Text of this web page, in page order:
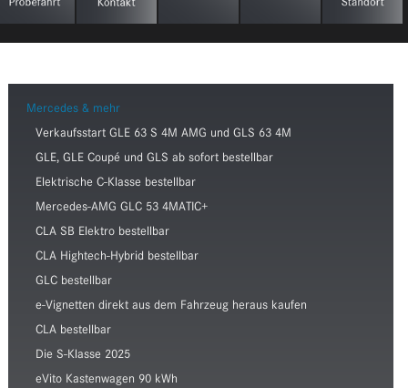
Mercedes & mehr
Verkaufsstart GLE 63 S 4M AMG und GLS 63 4M
GLE, GLE Coupé und GLS ab sofort bestellbar
Elektrische C-Klasse bestellbar
Mercedes-AMG GLC 53 4MATIC+
CLA SB Elektro bestellbar
CLA Hightech-Hybrid bestellbar
GLC bestellbar
e-Vignetten direkt aus dem Fahrzeug heraus kaufen
CLA bestellbar
Die S-Klasse 2025
eVito Kastenwagen 90 kWh